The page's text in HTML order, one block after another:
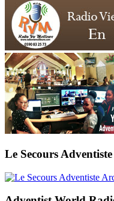
Le Secours